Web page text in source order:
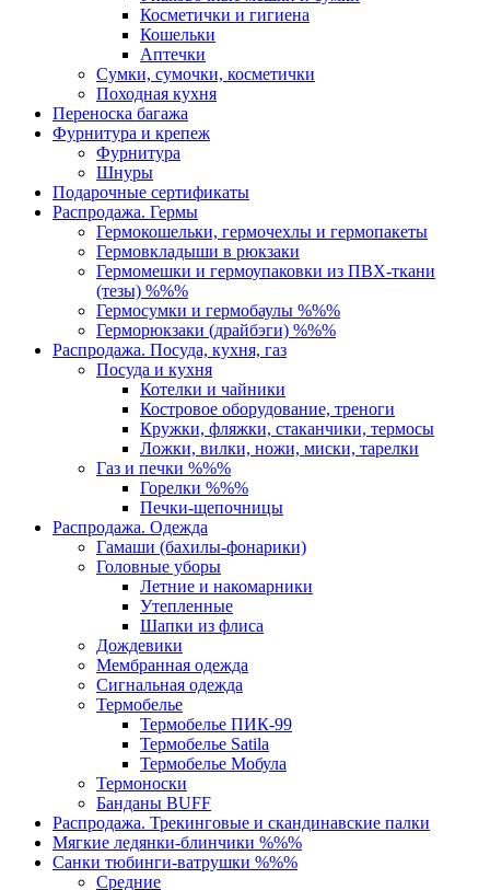
Косметички и гигиена
Кошельки
Аптечки
Сумки, сумочки, косметички
Походная кухня
Переноска багажа
Фурнитура и крепеж
Фурнитура
Шнуры
Подарочные сертификаты
Распродажа. Гермы
Гермокошельки, гермочехлы и гермопакеты
Гермовкладыши в рюкзаки
Гермомешки и гермоупаковки из ПВХ-ткани
(тезы) %%%
Гермосумки и гермобаулы %%%
Герморюкзаки (драйбэги) %%%
Распродажа. Посуда, кухня, газ
Посуда и кухня
Котелки и чайники
Костровое оборудование, треноги
Кружки, фляжки, стаканчики, термосы
Ложки, вилки, ножи, миски, тарелки
Газ и печки %%%
Горелки %%%
Печки-щепочницы
Распродажа. Одежда
Гамаши (бахилы-фонарики)
Головные уборы
Летние и накомарники
Утепленные
Шапки из флиса
Дождевики
Мембранная одежда
Сигнальная одежда
Термобелье
Термобелье ПИК-99
Термобелье Satila
Термобелье Мобула
Термоноски
Банданы BUFF
Распродажа. Трекинговые и скандинавские палки
Мягкие ледянки-блинчики %%%
Санки тюбинги-ватрушки %%%
Средние